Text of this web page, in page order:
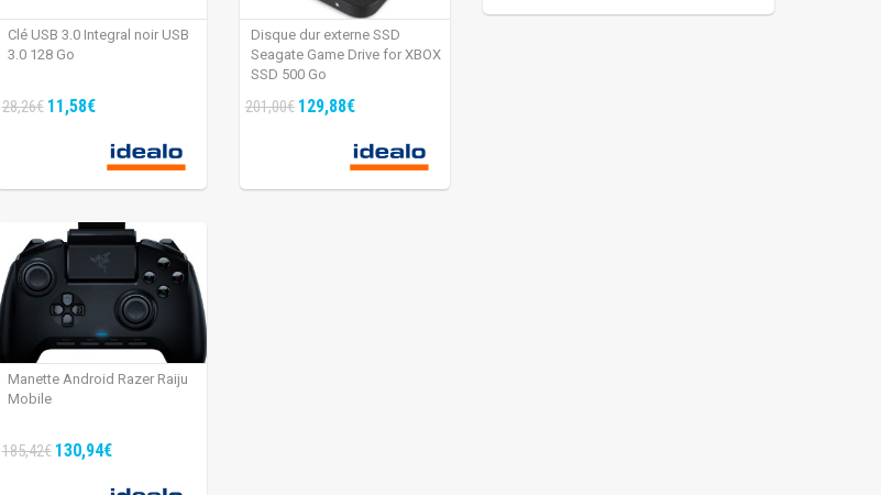
Clé USB 3.0 Integral noir USB
3.0 128 Go
28,26€ 11,58€
Disque dur externe SSD
Seagate Game Drive for XBOX
SSD 500 Go
201,00€ 129,88€
Manette Android Razer Raiju
Mobile
185,42€ 130,94€